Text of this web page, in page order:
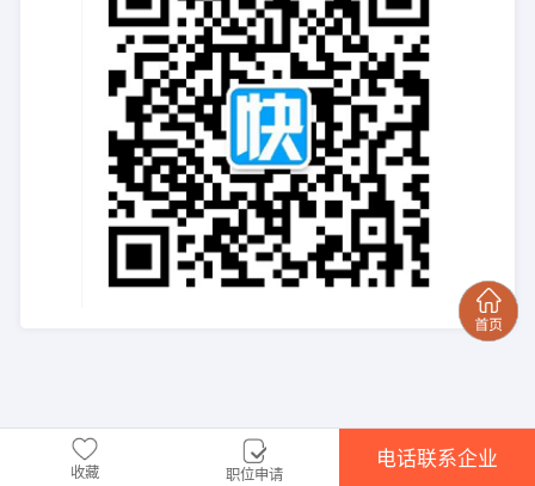
收藏 职位申请
电话联系企业